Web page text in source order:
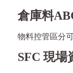
倉庫料
物料控管區分
SFC 現場